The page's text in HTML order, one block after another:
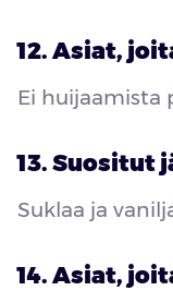
12. Asiat,
Ei huijaamista
13. Suositut
Suklaa ja
14. Asiat,